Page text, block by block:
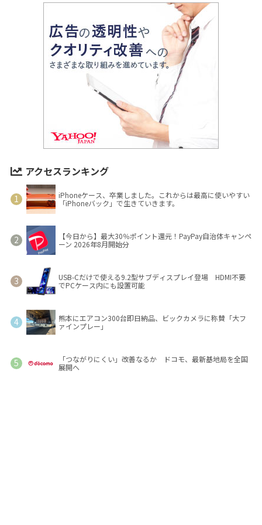
アクセスランキング
iPhoneケース、卒業しました。これからは最高に使いやすい
「iPhoneバック」で生きていきます。
【今日から】最大30％ポイント還元！PayPay自治体キャンペ
ーン 2026年8月開始分
USB-Cだけで使える9.2型サブディスプレイ登場 HDMI不要
でPCケース内にも設置可能
熊本にエアコン300台即日納品、ビックカメラに称賛「大フ
ァインプレー」
「つながりにくい」改善なるか ドコモ、最新基地局を全国
展開へ